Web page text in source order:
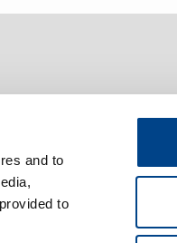
and to
to
politiche